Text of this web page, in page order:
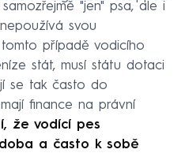
"jen" psa, ale i
svou
případě vodicího
stát, musí státu dotaci
se tak často do
finance na právní
že vodící pes
a často k sobě